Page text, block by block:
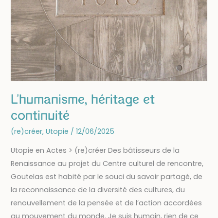
L’humanisme, héritage et
continuité
(re)créer, Utopie / 12/06/2025
Utopie en Actes > (re)créer Des bâtisseurs de la
Renaissance au projet du Centre culturel de rencontre,
Goutelas est habité par le souci du savoir partagé, de
la reconnaissance de la diversité des cultures, du
renouvellement de la pensée et de l’action accordées
au mouvement du monde. Je suis humain, rien de ce